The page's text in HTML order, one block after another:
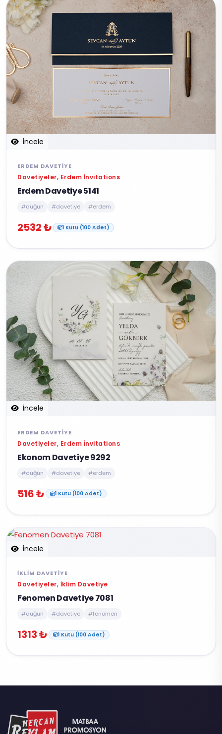
İncele
ERDEM DAVETIYE
Davetiyeler, Erdem İnvitations
Erdem Davetiye 5141
#düğün #davetiye #erdem
2532 ₺ 1 Kutu (100 Adet)
İncele
ERDEM DAVETIYE
Davetiyeler, Erdem İnvitations
Ekonom Davetiye 9292
#düğün #davetiye #erdem
516 ₺ 1 Kutu (100 Adet)
İncele
İKLIM DAVETIYE
Davetiyeler, İklim Davetiye
Fenomen Davetiye 7081
#düğün #davetiye #fenomen
1313 ₺ 1 Kutu (100 Adet)